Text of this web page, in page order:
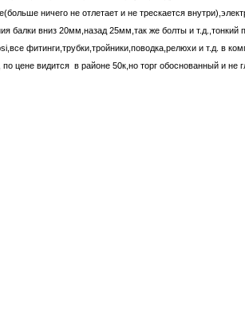
ничего не отлетает и не трескается
балки вниз 20мм,назад 25мм,так же болты и
фитинги,трубки,тройники,поводка,релюхи и т.д. в
цене видится в районе 50к,но торг обоснованный и не